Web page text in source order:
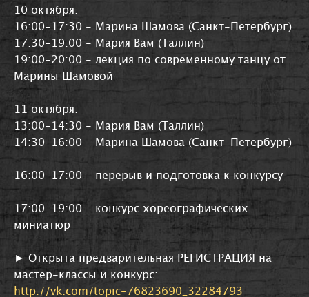
10 октября:
16:00-17:30 - Марина Шамова (Санкт-Петербург)
17:30-19:00 - Мария Вам (Таллин)
19:00-20:00 - лекция по современному танцу от
Марины Шамовой
11 октября:
13:00-14:30 - Мария Вам (Таллин)
14:30-16:00 - Марина Шамова (Санкт-Петербург)
16:00-17:00 - перерыв и подготовка к конкурсу
17:00-19:00 - конкурс хореографических
миниатюр
► Открыта предварительная РЕГИСТРАЦИЯ на
мастер-классы и конкурс:
http://vk.com/topic-76823690_32284793